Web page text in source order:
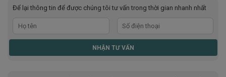
Để lại thông tin để được chúng tôi tư vấn trong thời gian nhanh nhất